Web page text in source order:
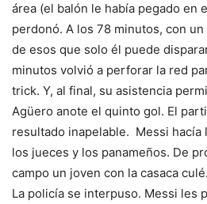
área (el balón le había pegado en
perdonó. A los 78 minutos, con
de esos que solo él puede
minutos volvió a perforar la red
trick. Y, al final, su asistencia
Agüero anote el quinto gol. El
resultado inapelable. Messi hacía
los jueces y los panameños. De
campo un joven con la casaca
La policía se interpuso. Messi les